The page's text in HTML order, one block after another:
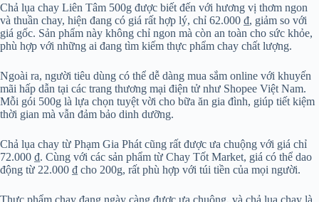
Chả lụa chay Liên Tâm 500g được biết đến với hương vị thơm ngon
và thuần chay, hiện đang có giá rất hợp lý, chỉ 62.000 ₫, giảm so với
giá gốc. Sản phẩm này không chỉ ngon mà còn an toàn cho sức khỏe,
phù hợp với những ai đang tìm kiếm thực phẩm chay chất lượng.
Ngoài ra, người tiêu dùng có thể dễ dàng mua sắm online với khuyến
mãi hấp dẫn tại các trang thương mại điện tử như Shopee Việt Nam.
Mỗi gói 500g là lựa chọn tuyệt vời cho bữa ăn gia đình, giúp tiết kiệm
thời gian mà vẫn đảm bảo dinh dưỡng.
Chả lụa chay từ Phạm Gia Phát cũng rất được ưa chuộng với giá chỉ
72.000 ₫. Cùng với các sản phẩm từ Chay Tốt Market, giá có thể dao
động từ 22.000 ₫ cho 200g, rất phù hợp với túi tiền của mọi người.
Thực phẩm chay đang ngày càng được ưa chuộng, và chả lụa chay là